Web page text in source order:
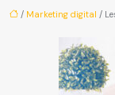
/ Marketing digital /